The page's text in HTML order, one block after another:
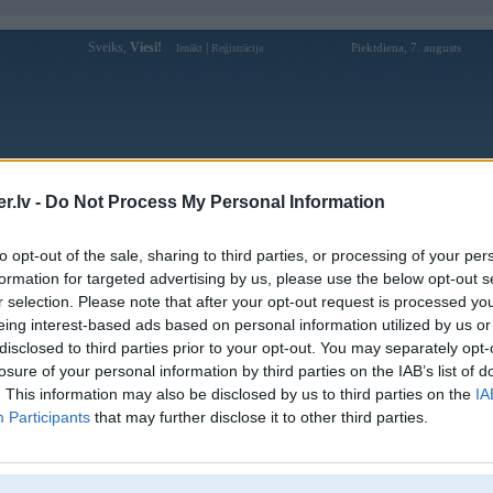
- Do Not Process My Personal Information
opt-out of the sale, sharing to third parties, or processing of your
for targeted advertising by us, please use the below opt-out
selection. Please note that after your opt-out request is processed
interest-based ads based on personal information utilized by us
to third parties prior to your opt-out. You may separately
of your personal information by third parties on the IAB’s list of
This information may also be disclosed by us to third parties on the
Participants that may further disclose it to other third parties.
Sveiks, Viesi! Ienākt Reģistrācija Piektdiena, 7. augusts
Forums Galerijas Reģistrācija Lietotāji
Lietotāja 28betnl profils
Lietotājvārds:
28betnl
Pilsēta:
Cēsis
Nodarbošanās:
60 Bùi Quang Là, Phường 12, Gò Vấp
Intereses:
Nhà cái 28bet
Ziņojumi forumā: